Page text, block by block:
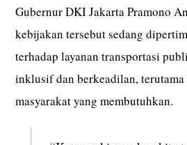
Gubernur DKI Jakarta Pramono
kebijakan tersebut sedang
terhadap layanan transportasi
inklusif dan berkeadilan,
masyarakat yang membutuhkan.